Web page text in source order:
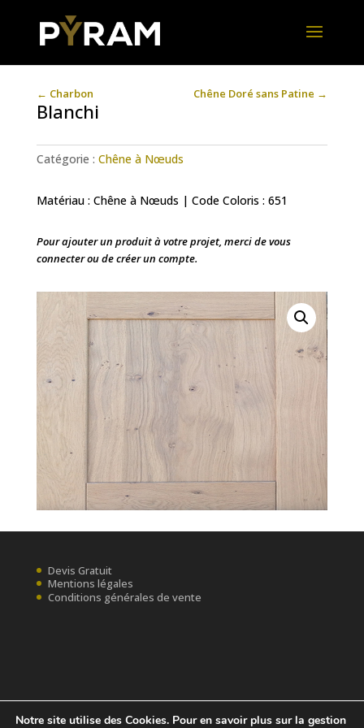
← Charbon Chêne Doré sans Patine →
Blanchi
Catégorie : Chêne à Nœuds
Matériau : Chêne à Nœuds | Code Coloris : 651
Pour ajouter un produit à votre projet, merci de vous
connecter ou de créer un compte.
Devis Gratuit
Mentions légales
Conditions générales de vente
Notre site utilise des Cookies. Pour en savoir plus sur la gestion